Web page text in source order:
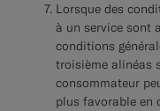
Lorsque des
à un service sont
conditions
troisième alinéas
consommateur
plus favorable en